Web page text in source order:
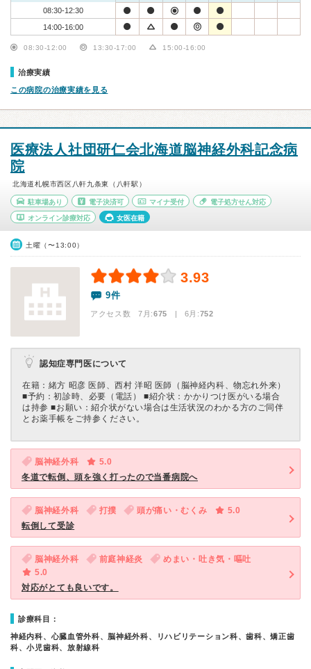
08:30-12:30
14:00-16:00
08:30-12:00 13:30-17:00 15:00-16:00
治療実績
この病院の治療実績を見る
医療法人社団研仁会北海道脳神経外科記念病
院
北海道札幌市西区八軒九条東（八軒駅）
駐車場あり 電子決済可 マイナ受付 電子処方せん対応
オンライン診療対応 女医在籍
土曜（〜13:00）
3.93
9件
アクセス数 7月:675 | 6月:752
認知症専門医について
在籍：緒方 昭彦 医師、西村 洋昭 医師（脳神経内科、物忘れ外来）
■予約：初診時、必要（電話） ■紹介状：かかりつけ医がいる場合
は持参 ■お願い：紹介状がない場合は生活状況のわかる方のご同伴
とお薬手帳をご持参ください。
脳神経外科
5.0
冬道で転倒、頭を強く打ったので当番病院へ
脳神経外科 打撲 頭が痛い・むくみ
5.0
転倒して受診
脳神経外科 前庭神経炎
めまい・吐き気・嘔吐
5.0
対応がとても良いです。
診療科目：
神経内科、心臓血管外科、脳神経外科、リハビリテーション科、歯科、矯正歯
科、小児歯科、放射線科